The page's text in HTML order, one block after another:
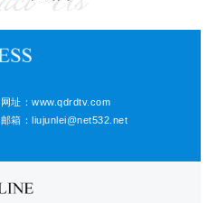
网址：www.qdrdtv.com
邮箱：liujunlei@net532.net